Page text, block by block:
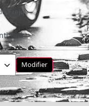
Frejus